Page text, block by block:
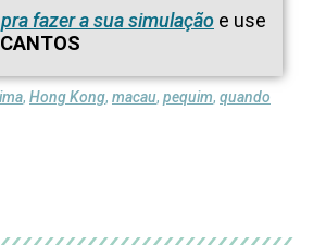
fazer a sua simulação e use
, Hong Kong, macau, pequim, quando